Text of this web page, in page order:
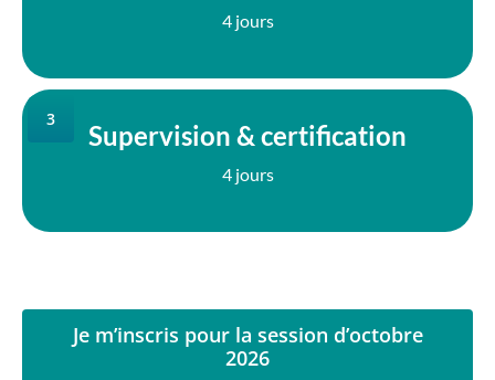
4 jours
3
Supervision & certification
4 jours
Je m’inscris pour la session d’octobre
2026